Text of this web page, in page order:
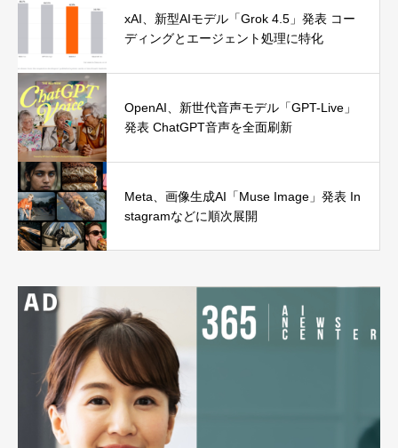
xAI、新型AIモデル「Grok 4.5」発表 コー
ディングとエージェント処理に特化
OpenAI、新世代音声モデル「GPT-Live」
発表 ChatGPT音声を全面刷新
Meta、画像生成AI「Muse Image」発表 In
stagramなどに順次展開